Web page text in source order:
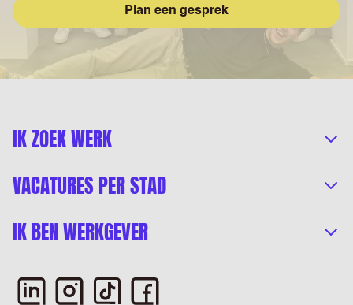
Plan een gesprek
IK ZOEK WERK
VACATURES PER STAD
IK BEN WERKGEVER